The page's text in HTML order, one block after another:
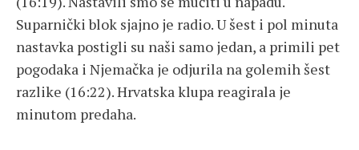
Suparnički blok sjajno je radio. U šest i pol minuta
nastavka postigli su naši samo jedan, a primili pet
pogodaka i Njemačka je odjurila na golemih šest
razlike (16:22). Hrvatska klupa reagirala je
minutom predaha.